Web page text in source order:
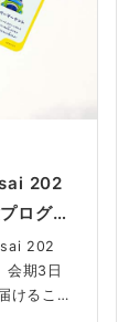
202
ログラ
202
会期3日
けること